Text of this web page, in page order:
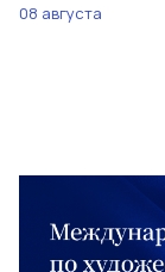
08 августа